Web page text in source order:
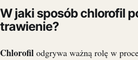
W jaki sposób chlorofil
trawienie?
Chlorofil odgrywa ważną rolę w